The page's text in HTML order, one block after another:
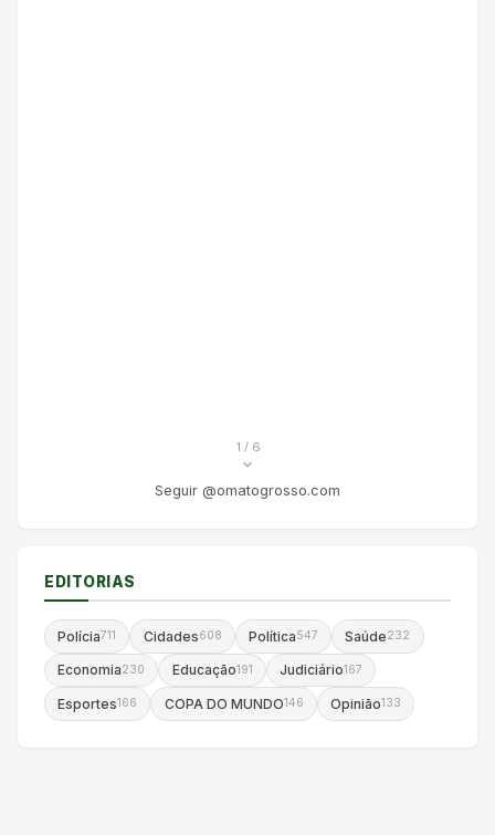
1 / 6
Seguir @omatogrosso.com
EDITORIAS
Polícia711 Cidades608 Política547 Saúde232
Economia230 Educação191 Judiciário167
Esportes166 COPA DO MUNDO146 Opinião133